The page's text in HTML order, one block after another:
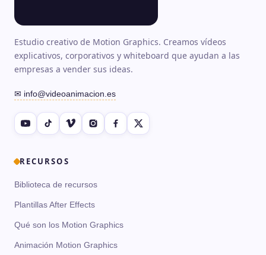
Estudio creativo de Motion Graphics. Creamos vídeos
explicativos, corporativos y whiteboard que ayudan a las
empresas a vender sus ideas.
✉ info@videoanimacion.es
RECURSOS
Biblioteca de recursos
Plantillas After Effects
Qué son los Motion Graphics
Animación Motion Graphics